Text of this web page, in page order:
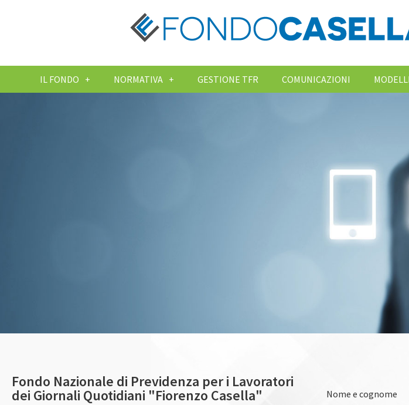
IL FONDO NORMATIVA GESTIONE TFR COMUNICAZIONI MODELLI
Fondo Nazionale di Previdenza per i Lavoratori
dei Giornali Quotidiani "Fiorenzo Casella" Nome e cognome